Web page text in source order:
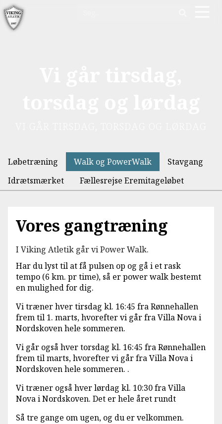
Løbetræning Walk og PowerWalk
Stavgang
Idrætsmærket
Fællesrejse Eremitageløbet
Vores gangtræning
I Viking Atletik går vi Power Walk.
Har du lyst til at få pulsen op og gå i et rask
tempo (6 km. pr time), så er power walk bestemt
en mulighed for dig.
Vi træner hver tirsdag kl. 16:45 fra Rønnehallen
frem til 1. marts, hvorefter vi går fra Villa Nova i
Nordskoven hele sommeren.
Vi går også hver torsdag kl. 16:45 fra Rønnehallen
frem til marts, hvorefter vi går fra Villa Nova i
Nordskoven hele sommeren. .
Vi træner også hver lørdag kl. 10:30 fra Villa
Nova i Nordskoven. Det er hele året rundt
Så tre gange om ugen, og du er velkommen.